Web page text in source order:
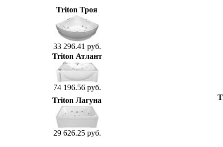
Triton Троя
33 296.41 руб.
Triton Атлант
74 196.56 руб.
Triton Лагуна
29 626.25 руб.